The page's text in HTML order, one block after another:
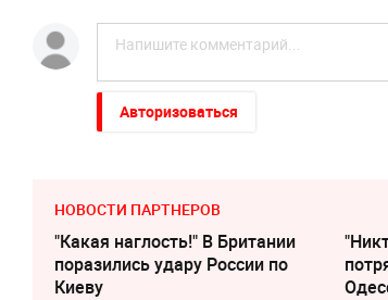
Авторизоваться
НОВОСТИ ПАРТНЕРОВ
"Какая наглость!" В Британии
поразились удару России по
Киеву